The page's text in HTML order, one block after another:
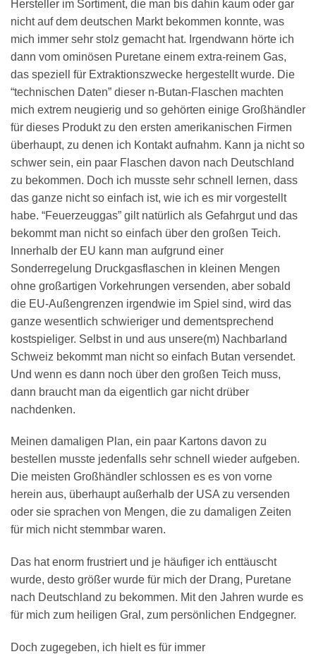
Hersteller im Sortiment, die man bis dahin kaum oder gar
nicht auf dem deutschen Markt bekommen konnte, was
mich immer sehr stolz gemacht hat. Irgendwann hörte ich
dann vom ominösen Puretane einem extra-reinem Gas,
das speziell für Extraktionszwecke hergestellt wurde. Die
“technischen Daten” dieser n-Butan-Flaschen machten
mich extrem neugierig und so gehörten einige Großhändler
für dieses Produkt zu den ersten amerikanischen Firmen
überhaupt, zu denen ich Kontakt aufnahm. Kann ja nicht so
schwer sein, ein paar Flaschen davon nach Deutschland
zu bekommen. Doch ich musste sehr schnell lernen, dass
das ganze nicht so einfach ist, wie ich es mir vorgestellt
habe. “Feuerzeuggas” gilt natürlich als Gefahrgut und das
bekommt man nicht so einfach über den großen Teich.
Innerhalb der EU kann man aufgrund einer
Sonderregelung Druckgasflaschen in kleinen Mengen
ohne großartigen Vorkehrungen versenden, aber sobald
die EU-Außengrenzen irgendwie im Spiel sind, wird das
ganze wesentlich schwieriger und dementsprechend
kostspieliger. Selbst in und aus unsere(m) Nachbarland
Schweiz bekommt man nicht so einfach Butan versendet.
Und wenn es dann noch über den großen Teich muss,
dann braucht man da eigentlich gar nicht drüber
nachdenken.
Meinen damaligen Plan, ein paar Kartons davon zu
bestellen musste jedenfalls sehr schnell wieder aufgeben.
Die meisten Großhändler schlossen es es von vorne
herein aus, überhaupt außerhalb der USA zu versenden
oder sie sprachen von Mengen, die zu damaligen Zeiten
für mich nicht stemmbar waren.
Das hat enorm frustriert und je häufiger ich enttäuscht
wurde, desto größer wurde für mich der Drang, Puretane
nach Deutschland zu bekommen. Mit den Jahren wurde es
für mich zum heiligen Gral, zum persönlichen Endgegner.
Doch zugegeben, ich hielt es für immer